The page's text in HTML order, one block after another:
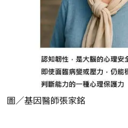
圖／基因醫師張家銘